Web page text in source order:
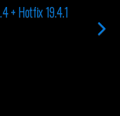
+ Hotfix 19.4.1